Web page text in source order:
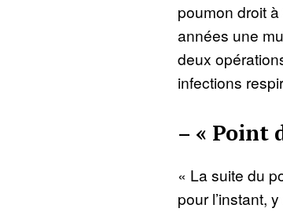
poumon droit
années une
deux
infections
– « Point
« La suite du
pour l’instant,